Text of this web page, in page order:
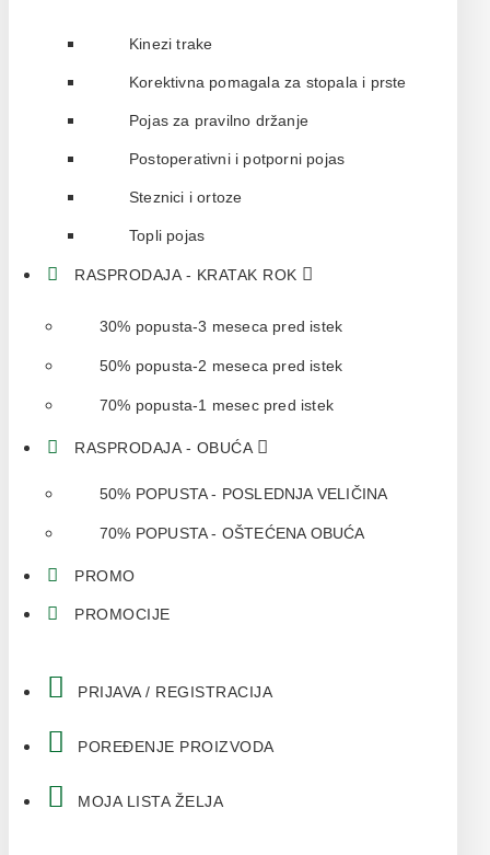
Kinezi trake
Korektivna pomagala za stopala i prste
Pojas za pravilno držanje
Postoperativni i potporni pojas
Steznici i ortoze
Topli pojas
RASPRODAJA - KRATAK ROK
30% popusta-3 meseca pred istek
50% popusta-2 meseca pred istek
70% popusta-1 mesec pred istek
RASPRODAJA - OBUĆA
50% POPUSTA - POSLEDNJA VELIČINA
70% POPUSTA - OŠTEĆENA OBUĆA
PROMO
PROMOCIJE
PRIJAVA / REGISTRACIJA
POREĐENJE PROIZVODA
MOJA LISTA ŽELJA